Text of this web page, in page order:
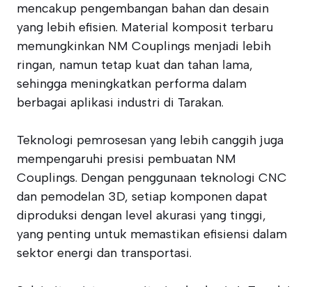
mencakup pengembangan bahan dan desain
yang lebih efisien. Material komposit terbaru
memungkinkan NM Couplings menjadi lebih
ringan, namun tetap kuat dan tahan lama,
sehingga meningkatkan performa dalam
berbagai aplikasi industri di Tarakan.
Teknologi pemrosesan yang lebih canggih juga
mempengaruhi presisi pembuatan NM
Couplings. Dengan penggunaan teknologi CNC
dan pemodelan 3D, setiap komponen dapat
diproduksi dengan level akurasi yang tinggi,
yang penting untuk memastikan efisiensi dalam
sektor energi dan transportasi.